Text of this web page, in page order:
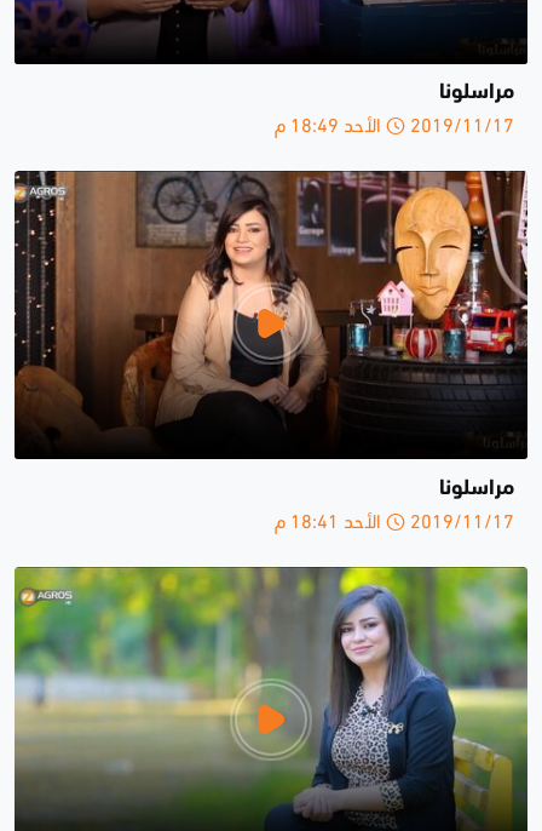
مراسلونا
2019/11/17 الأحد 18:49 م
مراسلونا
2019/11/17 الأحد 18:41 م